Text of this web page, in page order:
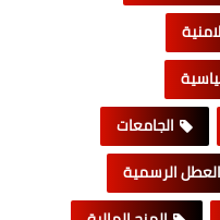
الجامعات
العطل الرسمية